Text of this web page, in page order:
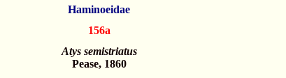
Haminoeidae
156a
Atys semistriatus
Pease, 1860